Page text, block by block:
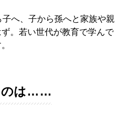
へ、子から孫へと家族や親
。若い世代が教育で学んで
のは……